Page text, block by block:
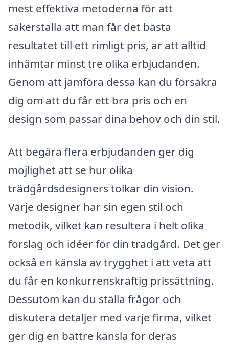
mest effektiva metoderna för att
säkerställa att man får det bästa
resultatet till ett rimligt pris, är att alltid
inhämtar minst tre olika erbjudanden.
Genom att jämföra dessa kan du försäkra
dig om att du får ett bra pris och en
design som passar dina behov och din stil.
Att begära flera erbjudanden ger dig
möjlighet att se hur olika
trädgårdsdesigners tolkar din vision.
Varje designer har sin egen stil och
metodik, vilket kan resultera i helt olika
förslag och idéer för din trädgård. Det ger
också en känsla av trygghet i att veta att
du får en konkurrenskraftig prissättning.
Dessutom kan du ställa frågor och
diskutera detaljer med varje firma, vilket
ger dig en bättre känsla för deras